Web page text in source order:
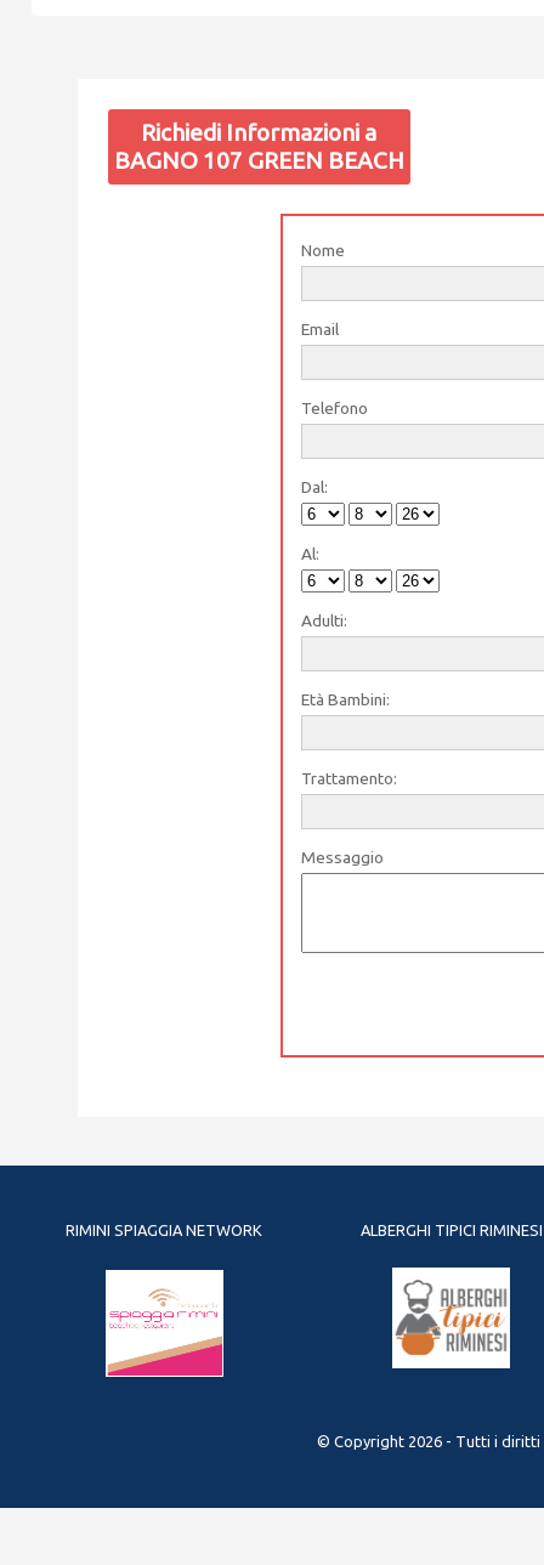
Richiedi Informazioni a
BAGNO 107 GREEN BEACH
Nome
Email
Telefono
Dal:
Al:
Adulti:
Età Bambini:
Trattamento:
Messaggio
RIMINI SPIAGGIA NETWORK ALBERGHI TIPICI RIMINESI
© Copyright 2026 - Tutti i diritti